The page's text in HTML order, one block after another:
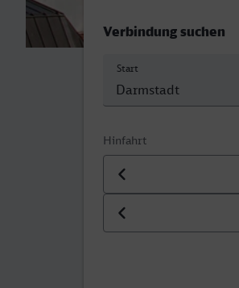
Verbindung suchen
Start
Hinfahrt
Datum der Hinfahrt
Uhrzeit der Hinfahrt